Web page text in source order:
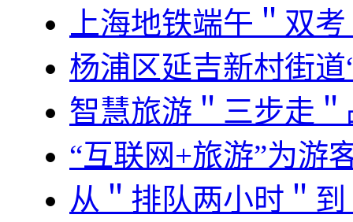
上海地铁端午＂双
杨浦区延吉新村街道
智慧旅游＂三步走
“互联网+旅游”为游
从＂排队两小时＂